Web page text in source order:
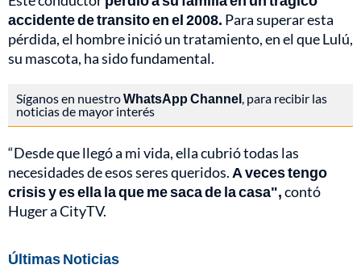
accidente de transito en el 2008. Para superar esta
pérdida, el hombre inició un tratamiento, en el que Lulú,
su mascota, ha sido fundamental.
Síganos en nuestroWhatsApp Channel, para recibir las
noticias de mayor interés
“Desde que llegó a mi vida, ella cubrió todas las
necesidades de esos seres queridos. A veces tengo
crisis y es ella la que me saca de la casa",contó
Huger a CityTV.
Últimas Noticias